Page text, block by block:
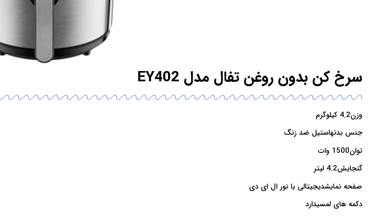
سرخ کن بدون روغن تفال مدل EY402
وزن4.2 کیلوگرم
جنس بدنهاستیل ضد زنگ
توان1500 وات
گنجایش4.2 لیتر
صفحه نمایشدیجیتالی با نور ال ای دی
دکمه های لمسیدارد